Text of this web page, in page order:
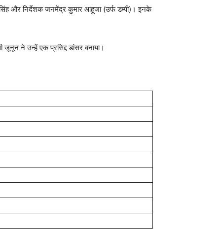
और निर्देशक जनमेंद्र कुमार आहूजा (उर्फ डम्पी)। इनके
ने उन्हें एक प्रसिद्द डांसर बनाया।